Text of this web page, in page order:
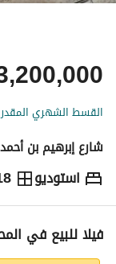
القسط الشهري المقدر20.7K
شارع إبرهيم بن
استوديو
⃁
3,200,000
التفاصيل
فيلا للبيع في